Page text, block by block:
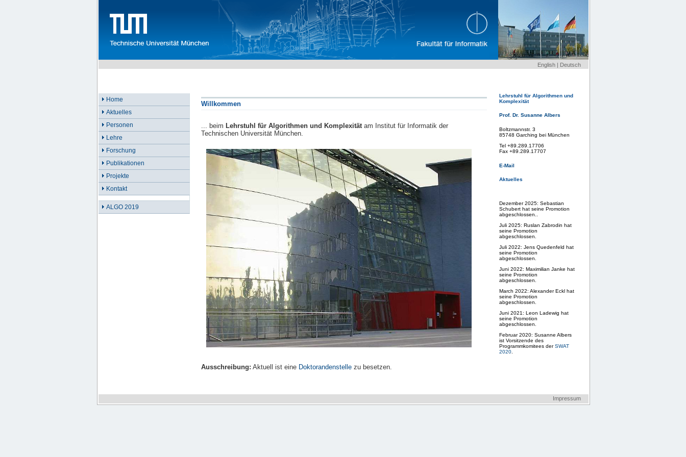
English | Deutsch
Home
Aktuelles
Personen
Lehre
Forschung
Publikationen
Projekte
Kontakt
ALGO 2019
Willkommen
... beim Lehrstuhl für Algorithmen und Komplexität am Institut für Informatik der
Technischen Universität München.
Ausschreibung: Aktuell ist eine Doktorandenstelle zu besetzen.
Dezember 2025: Sebastian
Schubert hat seine Promotion
abgeschlossen..
Juli 2025: Ruslan Zabrodin hat
seine Promotion
abgeschlossen.
Juli 2022: Jens Quedenfeld hat
seine Promotion
abgeschlossen.
Juni 2022: Maximilian Janke hat
seine Promotion
abgeschlossen.
March 2022: Alexander Eckl hat
seine Promotion
abgeschlossen.
Juni 2021: Leon Ladewig hat
seine Promotion
abgeschlossen.
Februar 2020: Susanne Albers
ist Vorsitzende des
Programmkomitees derSWAT
2020
Gruppe organisiert.
Juli 2019: Susanne Albers ist
Lehrstuhl für Algorithmen und
Komplexität
Prof. Dr. Susanne Albers
Boltzmannstr. 3
85748 Garching bei München
Tel +89.289.17706
Fax +89.289.17707
E-Mail
Aktuelles
Impressum